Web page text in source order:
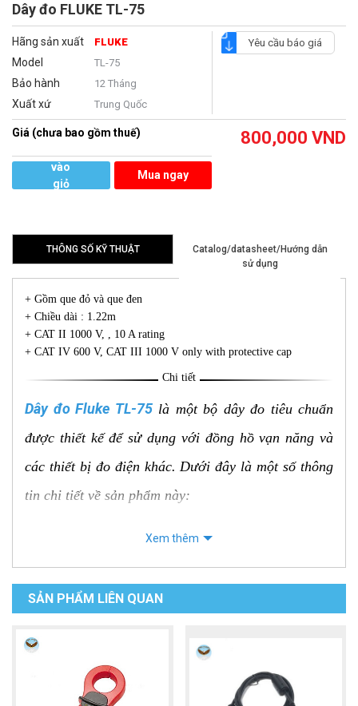
Dây đo FLUKE TL-75
Hãng sản xuất FLUKE
Model TL-75
Bảo hành 12 Tháng
Xuất xứ Trung Quốc
Yêu cầu báo giá
Giá (chưa bao gồm thuế) 800,000 VND
vào
giỏ
Mua ngay
THÔNG SỐ KỸ THUẬT
Catalog/datasheet/Hướng dẫn
sử dụng
+ Gồm que đỏ và que đen
+ Chiều dài : 1.22m
+ CAT II 1000 V, , 10 A rating
+ CAT IV 600 V, CAT III 1000 V only with protective cap
Chi tiết
Dây đo Fluke TL-75là một bộ dây đo tiêu chuẩn
được thiết kế để sử dụng với đồng hồ vạn năng và
các thiết bị đo điện khác. Dưới đây là một số thông
tin chi tiết về sản phẩm này:
TL-75 kết hợp dây đo và đầu dò trong một thiết
kế tiện lợi, giúp người dùng dễ dàng thực hiện
Tay cầm thoải mái, cách điện bằng PVC, đảm bảo
Xem thêm
SẢN PHẨM LIÊN QUAN